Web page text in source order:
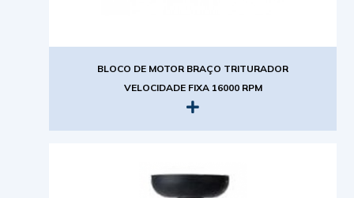
BLOCO DE MOTOR BRAÇO TRITURADOR
VELOCIDADE FIXA 16000 RPM